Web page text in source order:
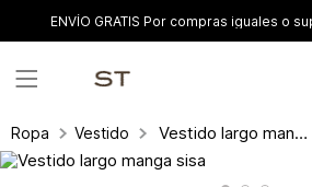
ENVÍO GRATIS Por compras iguales o
Ropa Vestidos Vestido largo manga sisa